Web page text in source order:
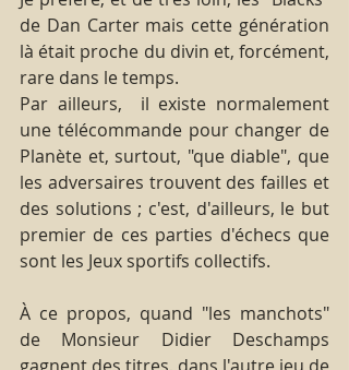
de Dan Carter mais cette génération
là était proche du divin et, forcément,
rare dans le temps.
Par ailleurs,  il existe normalement
une télécommande pour changer de
Planète et, surtout, "que diable", que
les adversaires trouvent des failles et
des solutions ; c'est, d'ailleurs, le but
premier de ces parties d'échecs que
sont les Jeux sportifs collectifs.
À ce propos, quand "les manchots"
de Monsieur Didier Deschamps